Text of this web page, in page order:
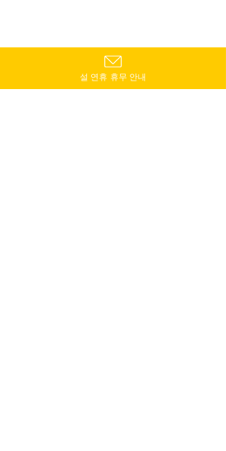
Q1: 성당 입장료나 정원 관람료가 따로 있
설 연휴 휴무 안내